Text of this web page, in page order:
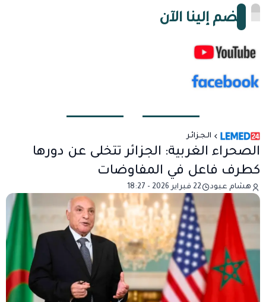
انضم إلينا الآن
الـجـزائـر
الصحراء الغربية: الجزائر تتخلى عن دورها
كطرف فاعل في المفاوضات
هشام عبود 22 فبراير 2026 - 18:27